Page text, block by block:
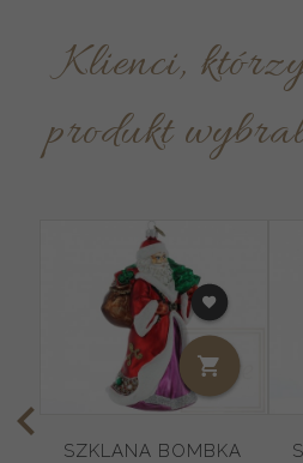
Klienci, którzy kupili ten
produkt
SZKLANA BOMBKA